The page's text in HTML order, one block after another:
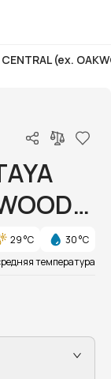
(ex.
1/27
29 °C
30 °C
температура